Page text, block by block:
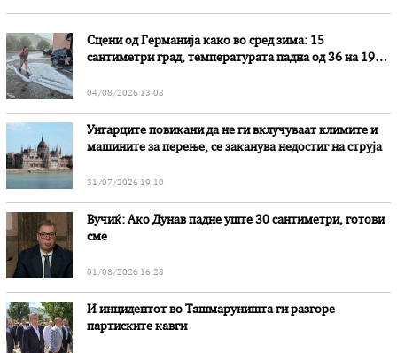
Сцени од Германија како во сред зима: 15
сантиметри град, температурата падна од 36 на 19
04/08/2026 13:08
Унгарците повикани да не ги вклучуваат климите и
машините за перење, се заканува недостиг на струја
31/07/2026 19:10
Вучиќ: Ако Дунав падне уште 30 сантиметри, готови
сме
01/08/2026 16:28
И инцидентот во Ташмаруништa ги разгоре
партиските кавги